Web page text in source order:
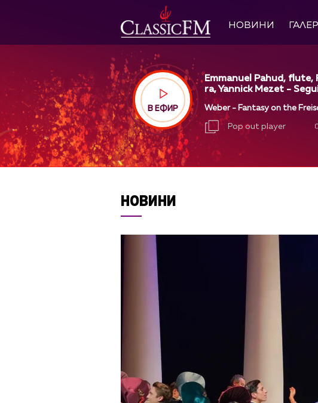
НОВИНИ
В ЕФИР
Emmanuel Pahud,
ra, Yannick Mezet -
Weber - Fantasy on the
Pop out player
НОВИНИ